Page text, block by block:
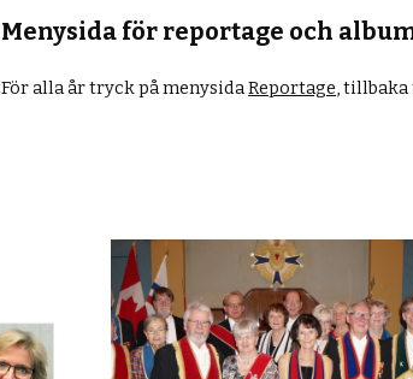
Menysida för reportage och
För alla år tryck på menysidaReportage,